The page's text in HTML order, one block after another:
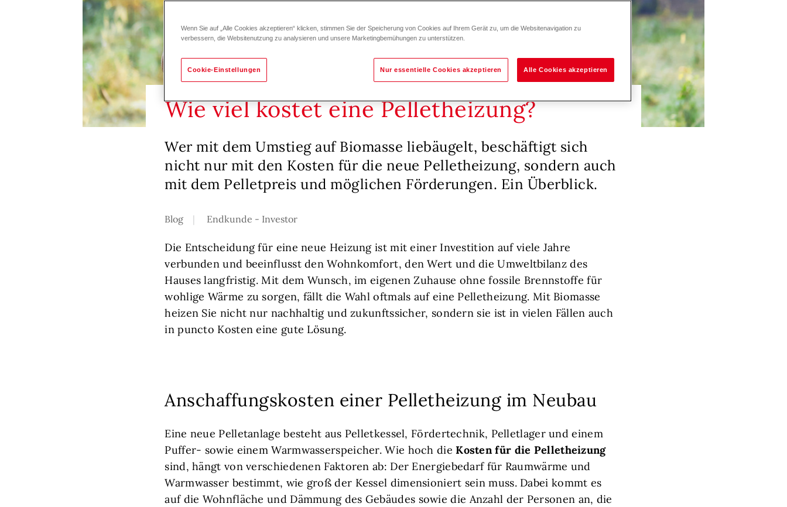
Wie viel kostet eine Pelletheizung?
Wer mit dem Umstieg auf Biomasse liebäugelt, beschäftigt sich
nicht nur mit den Kosten für die neue Pelletheizung, sondern auch
mit dem Pelletpreis und möglichen Förderungen. Ein Überblick.
Blog Endkunde - Investor
Die Entscheidung für eine neue Heizung ist mit einer Investition auf viele Jahre
verbunden und beeinflusst den Wohnkomfort, den Wert und die Umweltbilanz des
Hauses langfristig. Mit dem Wunsch, im eigenen Zuhause ohne fossile Brennstoffe für
wohlige Wärme zu sorgen, fällt die Wahl oftmals auf eine Pelletheizung. Mit Biomasse
heizen Sie nicht nur nachhaltig und zukunftssicher, sondern sie ist in vielen Fällen auch
in puncto Kosten eine gute Lösung.
Anschaffungskosten einer Pelletheizung im Neubau
Eine neue Pelletanlage besteht aus Pelletkessel, Fördertechnik, Pelletlager und einem
Puffer- sowie einem Warmwasserspeicher. Wie hoch dieKosten für die Pelletheizung
sind, hängt von verschiedenen Faktoren ab: Der Energiebedarf für Raumwärme und
Warmwasser bestimmt, wie groß der Kessel dimensioniert sein muss. Dabei kommt es
auf die Wohnfläche und Dämmung des Gebäudes sowie die Anzahl der Personen an, die
Wenn Sie auf „Alle Cookies akzeptieren“ klicken, stimmen Sie der Speicherung von Cookies auf Ihrem Gerät zu, um die Websitenavigation zu
verbessern, die Websitenutzung zu analysieren und unsere Marketingbemühungen zu unterstützen.
Cookie-Einstellungen Nur essentielle Cookies akzeptieren Alle Cookies akzeptieren